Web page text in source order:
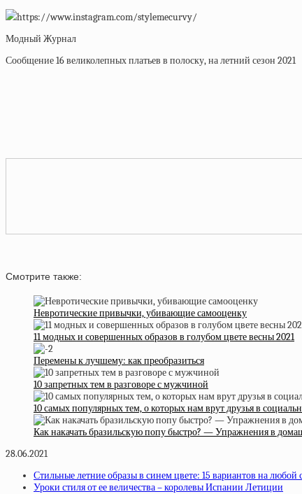
https://www.instagram.com/stylemecurvy/
Модный Журнал
Сообщение 16 великолепных платьев в полоску, на летний сезон 2021
Смотрите также:
Невротические привычки, убивающие самооценку
11 модных и совершенных образов в голубом цвете весны 2021
Перемены к лучшему: как преобразиться
10 запретных тем в разговоре с мужчиной
10 самых популярных тем, о которых нам врут друзья в
Как накачать бразильскую попу быстро? — Упражнения в
28.06.2021
Стильные летние образы в синем цвете: 15 вариантов на любой
Уроки стиля от ее величества – королевы Испании Летиции